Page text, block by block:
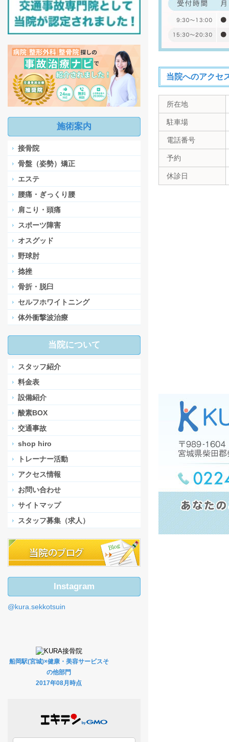
当院へのアクセ
所在地
駐車場
電話番号
予約
休診日
施術案内
接骨院
骨盤（姿勢）矯正
エステ
腰痛・ぎっくり腰
肩こり・頭痛
スポーツ障害
オスグッド
野球肘
捻挫
骨折・脱臼
セルフホワイトニング
体外衝撃波治療
当院について
スタッフ紹介
料金表
設備紹介
酸素BOX
交通事故
shop hiro
トレーナー活動
アクセス情報
お問い合わせ
サイトマップ
スタッフ募集（求人）
Instagram
@kura.sekkotsuin
船岡駅(宮城)×健康・美容サービスそ
の他部門
2017年08月時点